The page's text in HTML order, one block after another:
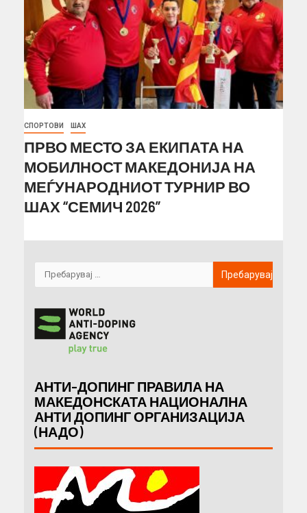
СПОРТОВИ ШАХ
ПРВО МЕСТО ЗА ЕКИПАТА НА
МОБИЛНОСТ МАКЕДОНИЈА НА
МЕЃУНАРОДНИОТ ТУРНИР ВО
ШАХ “СЕМИЧ 2026”
АНТИ-ДОПИНГ ПРАВИЛА НА
МАКЕДОНСКАТА НАЦИОНАЛНА
АНТИ ДОПИНГ ОРГАНИЗАЦИЈА
(НАДО)